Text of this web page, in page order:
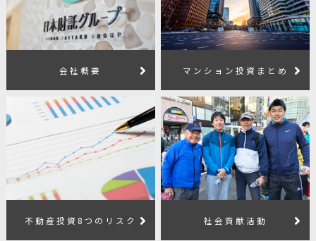
会社概要 マンション投資まとめ
不動産投資8つのリスク 社会貢献活動